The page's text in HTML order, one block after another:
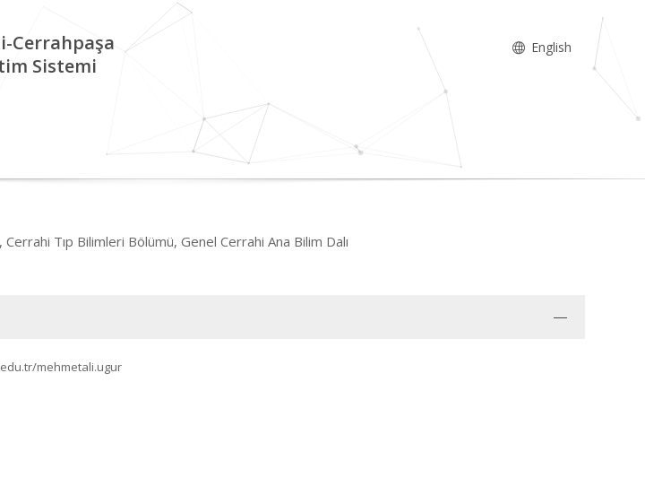
Cerrahpaşa
Sistemi
English
Tıp Bilimleri Bölümü, Genel Cerrahi Ana Bilim Dalı
mehmetali.ugur